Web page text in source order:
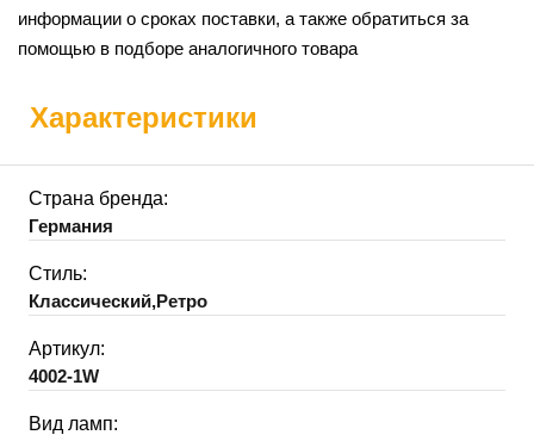
информации о сроках поставки, а также обратиться за
помощью в подборе аналогичного товара
Характеристики
Страна бренда:
Германия
Стиль:
Классический,Ретро
Артикул:
4002-1W
Вид ламп: